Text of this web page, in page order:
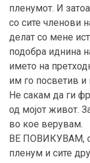
пленумот. И
со сите членови
делат со мене
подобра иднина
името на
им го посветив и
Не сакам да ги
од мојот живот.
во кое верувам.
ВЕ ПОВИКУВАМ,
пленум и сите